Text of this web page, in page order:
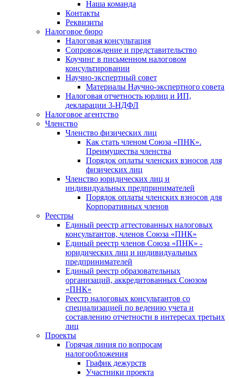
Наша команда
Контакты
Реквизиты
Налоговое бюро
Налоговая консультация
Cопровождение и представительство
Коучинг в письменном налоговом
консультировании
Научно-экспертный совет
Материалы Научно-экспертного совета
Налоговая отчетность юрлиц и ИП,
декларации 3-НДФЛ
Налоговое агентство
Членство
Членство физических лиц
Как стать членом Союза «ПНК».
Преимущества членства
Порядок оплаты членских взносов для
физических лиц
Членство юридических лиц и
индивидуальных предпринимателей
Порядок оплаты членских взносов для
Корпоративных членов
Реестры
Единый реестр аттестованных налоговых
консультантов, членов Союза «ПНК»
Единый реестр членов Союза «ПНК» -
юридических лиц и индивидуальных
предпринимателей
Единый реестр образовательных
организаций, аккредитованных Союзом
«ПНК»
Реестр налоговых консультантов со
специализацией по ведению учета и
составлению отчетности в интересах третьих
лиц
Проекты
Горячая линия по вопросам
налогообложения
График дежурств
Участники проекта